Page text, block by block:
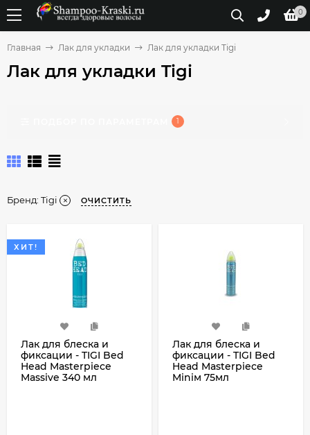
0
Главная Лак для укладки Лак для укладки Tigi
Лак для укладки Tigi
1
Бренд: Tigi ОЧИСТИТЬ
ХИТ!
Лак для блеска и
фиксации - TIGI Bed
Head Masterpiece
Massive 340 мл
Лак для блеска и
фиксации - TIGI Bed
Head Masterpiece
Miniм 75мл